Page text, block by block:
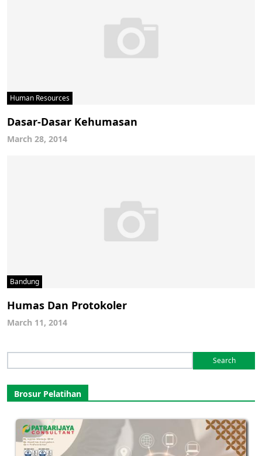
Human Resources
Dasar-Dasar Kehumasan
March 28, 2014
Bandung
Humas Dan Protokoler
March 11, 2014
for:
Brosur Pelatihan